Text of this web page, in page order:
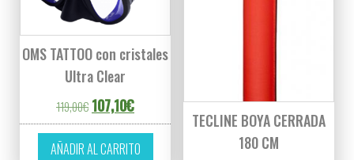
OMS TATTOO con cristales
Ultra Clear
119,00€ El precio original era: 119,00€.
107,10€El precio actual es: 107,10€.
AÑADIR AL CARRITO
TECLINE BOYA CERRADA
180 CM